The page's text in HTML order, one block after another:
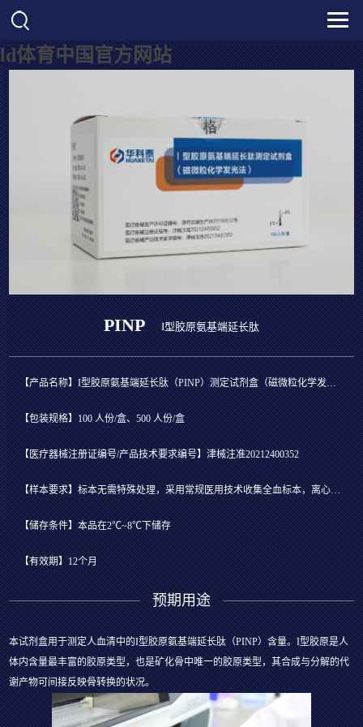
ld体育中国官方网站
PINP I型胶原氨基端延长肽
【包装规格】100 人份/盒、500 人份/盒
【医疗器械注册证编号/产品技术要求编号】津械注准20212400352
【储存条件】本品在2℃~8℃下储存
【有效期】12个月
预期用途
本试剂盒用于测定人血清中的I型胶原氨基端延长肽（PINP）含量。I型胶原是人
体内含量最丰富的胶原类型，也是矿化骨中唯一的胶原类型，其合成与分解的代
谢产物可间接反映骨转换的状况。